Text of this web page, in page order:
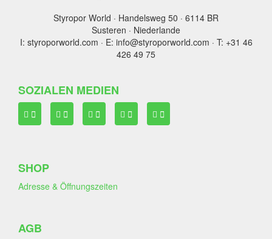
Styropor World · Handelsweg 50 · 6114 BR
Susteren · Niederlande
I: styroporworld.com · E: info@styroporworld.com · T: +31 46
426 49 75
SOZIALEN MEDIEN
SHOP
Adresse & Öffnungszeiten
AGB